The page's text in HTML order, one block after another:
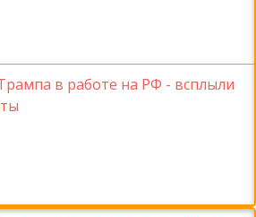
в работе на РФ - всплыли